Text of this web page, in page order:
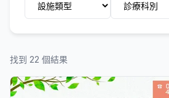
找到 22 個結果